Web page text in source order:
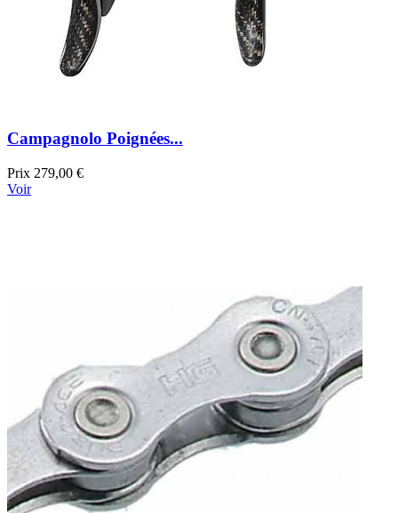
Campagnolo Poignées...
Prix 279,00 €
Voir